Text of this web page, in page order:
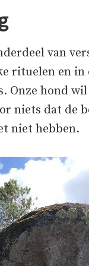
van
rituelen en
Onze hond
niets dat de
niet hebben.